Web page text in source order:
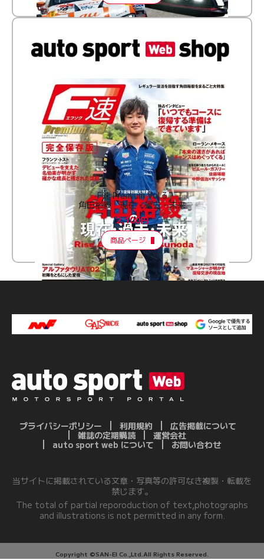
F速 Premium Vol.3
角田裕毅 現在・過去・未来
2,100円
商品ページ
プライバシーポリシー 利用規約
広告掲載について
雑誌の定期購読
運営会社
auto sport web について
お問い合わせ
当サイトに掲載されている文章・写真等の許可なき複製・転載を
禁じます。
The total of partial reporoduction of text,photographs
and illustrations is not permitted in any form.
Copyright ©SAN-EI Co.,Ltd.All Rights Reserved.